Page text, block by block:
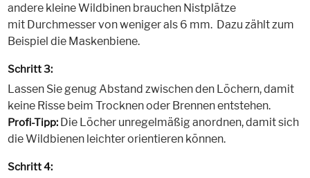
andere kleine Wildbinen brauchen Nistplätze
mit Durchmesser von weniger als 6 mm. Dazu zählt zum
Beispiel die Maskenbiene.
Schritt 3:
Lassen Sie genug Abstand zwischen den Löchern, damit
keine Risse beim Trocknen oder Brennen entstehen.
Profi-Tipp:Die Löcher unregelmäßig anordnen, damit sich
die Wildbienen leichter orientieren können.
Schritt 4: